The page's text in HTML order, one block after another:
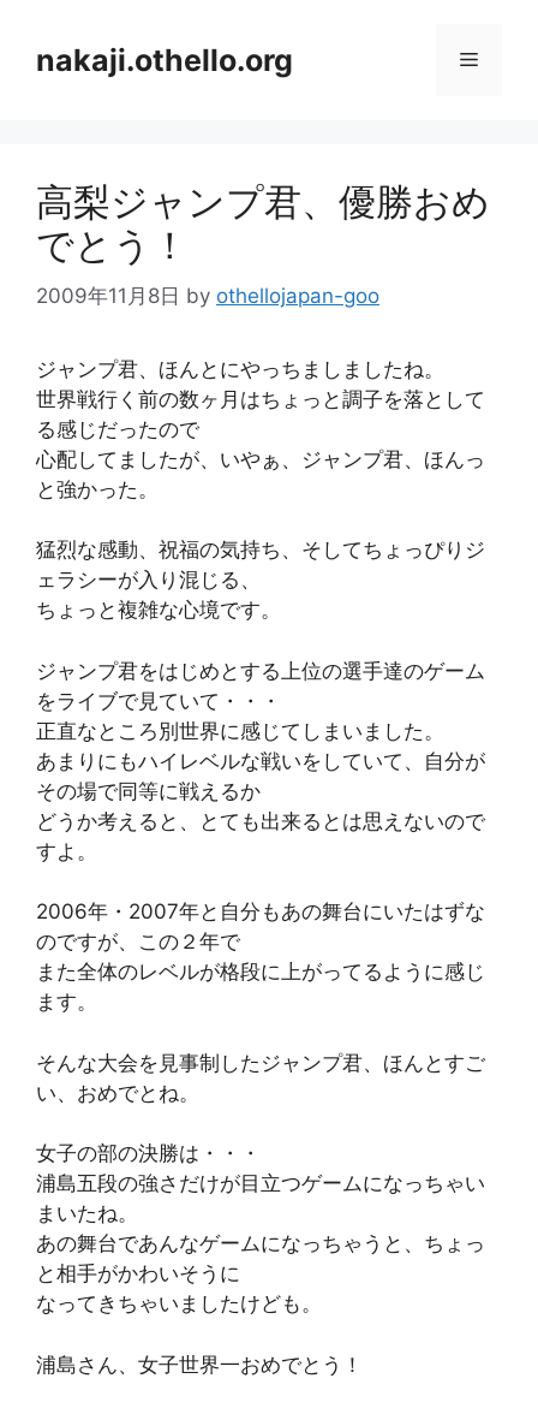
nakaji.othello.org メ
ュ
高梨ジャンプ君、優勝おめ
でとう！
2009年11月8日 by othellojapan-goo
ジャンプ君、ほんとにやっちましましたね。
世界戦行く前の数ヶ月はちょっと調子を落として
る感じだったので
心配してましたが、いやぁ、ジャンプ君、ほんっ
と強かった。
猛烈な感動、祝福の気持ち、そしてちょっぴりジ
ェラシーが入り混じる、
ちょっと複雑な心境です。
ジャンプ君をはじめとする上位の選手達のゲーム
をライブで見ていて・・・
正直なところ別世界に感じてしまいました。
あまりにもハイレベルな戦いをしていて、自分が
その場で同等に戦えるか
どうか考えると、とても出来るとは思えないので
すよ。
2006年・2007年と自分もあの舞台にいたはずな
のですが、この２年で
また全体のレベルが格段に上がってるように感じ
ます。
そんな大会を見事制したジャンプ君、ほんとすご
い、おめでとね。
女子の部の決勝は・・・
浦島五段の強さだけが目立つゲームになっちゃい
まいたね。
あの舞台であんなゲームになっちゃうと、ちょっ
と相手がかわいそうに
なってきちゃいましたけども。
浦島さん、女子世界一おめでとう！